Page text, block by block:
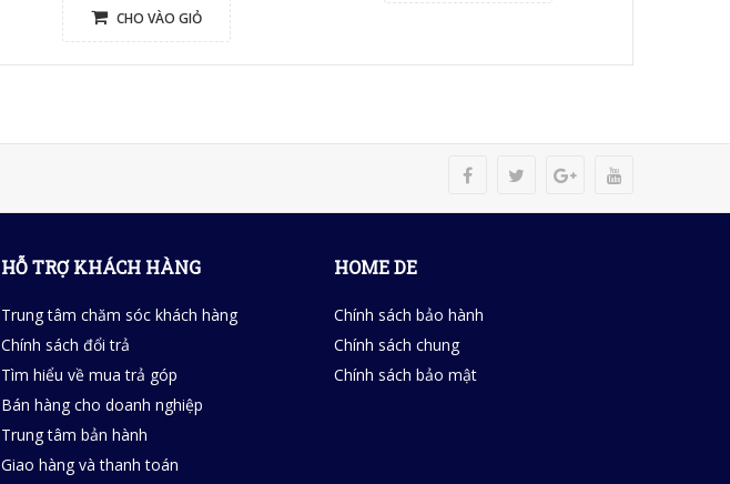
CHO VÀO GIỎ
HỖ TRỢ KHÁCH HÀNG
Trung tâm chăm sóc khách hàng
Chính sách đổi trả
Tìm hiểu về mua trả góp
Bán hàng cho doanh nghiệp
Trung tâm bản hành
Giao hàng và thanh toán
HOME DE
Chính sách bảo hành
Chính sách chung
Chính sách bảo mật